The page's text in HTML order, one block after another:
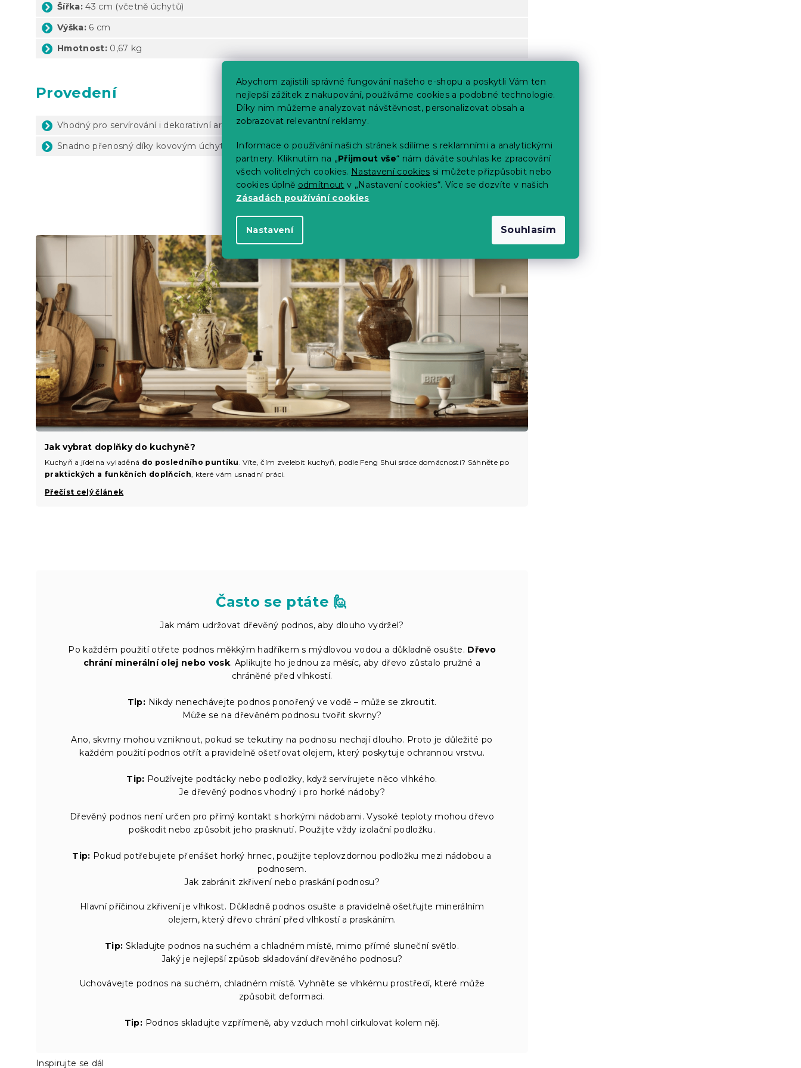
Abychom zajistili správné fungování našeho e-shopu a poskytli Vám ten
nejlepší zážitek z nakupování, používáme cookies a podobné technologie.
Díky nim můžeme analyzovat návštěvnost, personalizovat obsah a
zobrazovat relevantní reklamy.
Informace o používání našich stránek sdílíme s reklamními a analytickými
partnery. Kliknutím na „Přijmout vše“ nám dáváte souhlas ke zpracování
všech volitelných cookies. Nastavení cookies si můžete přizpůsobit nebo
cookies úplně odmítnout v „Nastavení cookies“. Více se dozvíte v našich
Zásadách používání cookies
Nastavení Souhlasím
Šířka: 43 cm (včetně úchytů)
Výška: 6 cm
Hmotnost: 0,67 kg
Provedení
Vhodný pro servírování i dekorativní aranžmá
Snadno přenosný díky kovovým úchytům a nízké hmotnosti
Jak vybrat doplňky do kuchyně?
Kuchyň a jídelna vyladěná do posledního puntíku. Víte, čím zvelebit kuchyň, podle Feng Shui srdce domácnosti? Sáhněte po
praktických a funkčních doplňcích, které vám usnadní práci.
Přečíst celý článek
Často se ptáte 🙋
Jak mám udržovat dřevěný podnos, aby dlouho vydržel?
Po každém použití otřete podnos měkkým hadříkem s mýdlovou vodou a důkladně osušte. Dřevo
chrání minerální olej nebo vosk. Aplikujte ho jednou za měsíc, aby dřevo zůstalo pružné a
chráněné před vlhkostí.
Tip: Nikdy nenechávejte podnos ponořený ve vodě – může se zkroutit.
Může se na dřevěném podnosu tvořit skvrny?
Ano, skvrny mohou vzniknout, pokud se tekutiny na podnosu nechají dlouho. Proto je důležité po
každém použití podnos otřít a pravidelně ošetřovat olejem, který poskytuje ochrannou vrstvu.
Tip: Používejte podtácky nebo podložky, když servírujete něco vlhkého.
Je dřevěný podnos vhodný i pro horké nádoby?
Dřevěný podnos není určen pro přímý kontakt s horkými nádobami. Vysoké teploty mohou dřevo
poškodit nebo způsobit jeho prasknutí. Použijte vždy izolační podložku.
Tip: Pokud potřebujete přenášet horký hrnec, použijte teplovzdornou podložku mezi nádobou a
podnosem.
Jak zabránit zkřivení nebo praskání podnosu?
Hlavní příčinou zkřivení je vlhkost. Důkladně podnos osušte a pravidelně ošetřujte minerálním
olejem, který dřevo chrání před vlhkostí a praskáním.
Tip: Skladujte podnos na suchém a chladném místě, mimo přímé sluneční světlo.
Jaký je nejlepší způsob skladování dřevěného podnosu?
Uchovávejte podnos na suchém, chladném místě. Vyhněte se vlhkému prostředí, které může
způsobit deformaci.
Tip: Podnos skladujte vzpřímeně, aby vzduch mohl cirkulovat kolem něj.
Inspirujte se dál